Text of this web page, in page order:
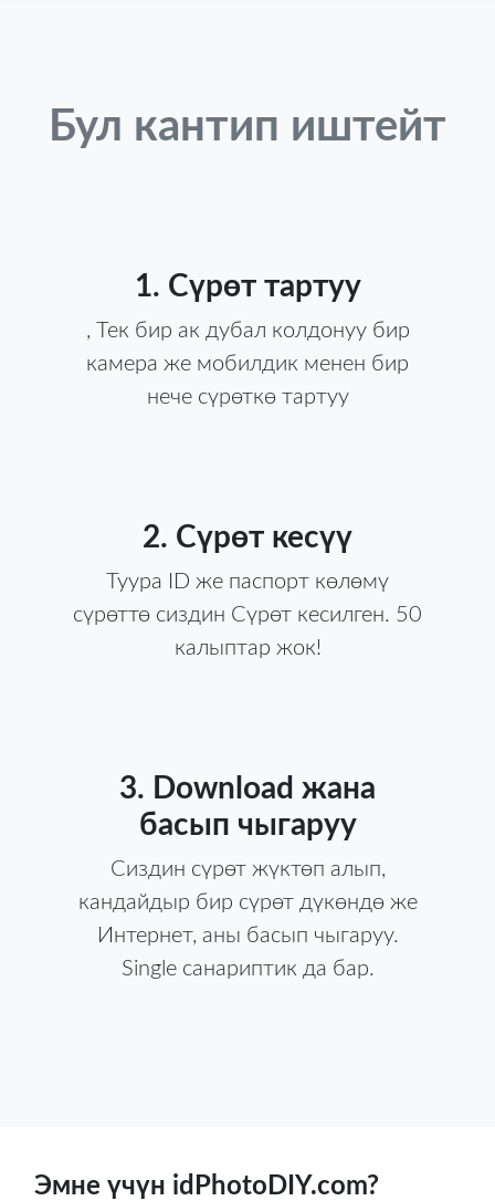
Бул кантип иштейт
1. Сүрөт тартуу
, Тек бир ак дубал колдонуу бир
камера же мобилдик менен бир
нече сүрөткө тартуу
2. Сүрөт кесүү
Туура ID же паспорт көлөмү
сүрөттө сиздин Сүрөт кесилген. 50
калыптар жок!
3. Download жана
басып чыгаруу
Сиздин сүрөт жүктөп алып,
кандайдыр бир сүрөт дүкөндө же
Интернет, аны басып чыгаруу.
Single санариптик да бар.
Эмне үчүн idPhotoDIY.com?